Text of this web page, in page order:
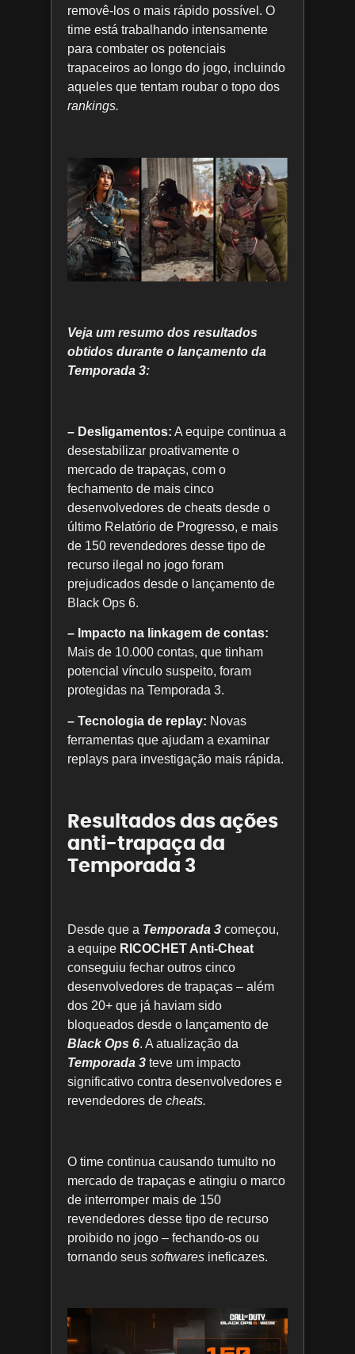
removê-los o mais rápido possível. O
time está trabalhando intensamente
para combater os potenciais
trapaceiros ao longo do jogo, incluindo
aqueles que tentam roubar o topo dos
rankings.
Veja um resumo dos resultados
obtidos durante o lançamento da
Temporada 3:
– Desligamentos: A equipe continua a
desestabilizar proativamente o
mercado de trapaças, com o
fechamento de mais cinco
desenvolvedores de cheats desde o
último Relatório de Progresso, e mais
de 150 revendedores desse tipo de
recurso ilegal no jogo foram
prejudicados desde o lançamento de
Black Ops 6.
– Impacto na linkagem de contas:
Mais de 10.000 contas, que tinham
potencial vínculo suspeito, foram
protegidas na Temporada 3.
– Tecnologia de replay: Novas
ferramentas que ajudam a examinar
replays para investigação mais rápida.
Resultados das ações
anti-trapaça da
Temporada 3
Desde que a Temporada 3 começou,
a equipe RICOCHET Anti-Cheat
conseguiu fechar outros cinco
desenvolvedores de trapaças – além
dos 20+ que já haviam sido
bloqueados desde o lançamento de
Black Ops 6. A atualização da
Temporada 3 teve um impacto
significativo contra desenvolvedores e
revendedores de cheats.
O time continua causando tumulto no
mercado de trapaças e atingiu o marco
de interromper mais de 150
revendedores desse tipo de recurso
proibido no jogo – fechando-os ou
tornando seus softwares ineficazes.